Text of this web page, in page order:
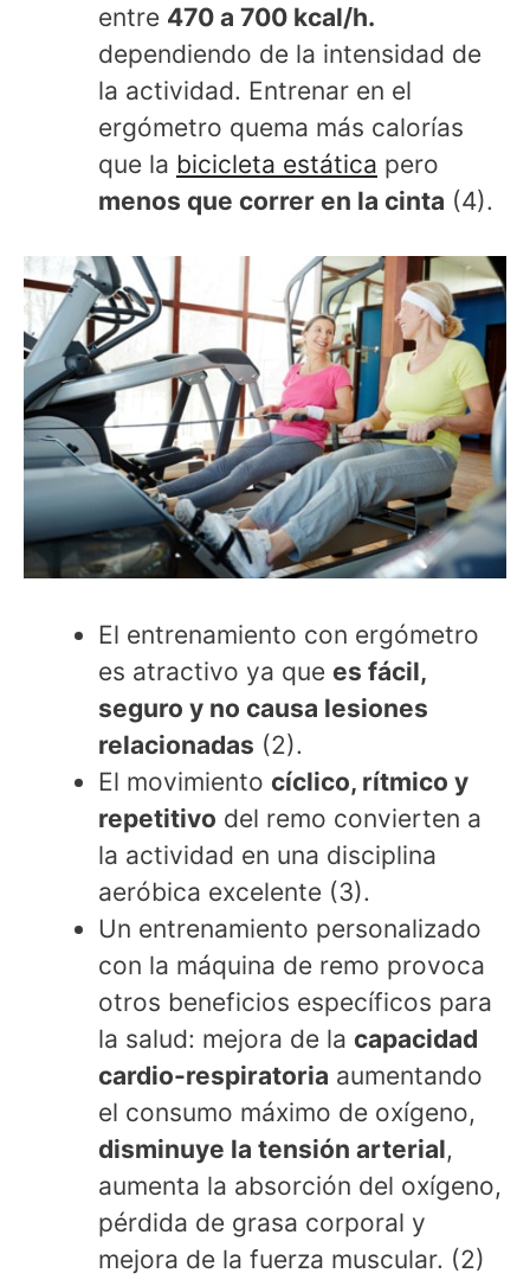
entre 470 a 700 kcal/h.
dependiendo de la intensidad de
la actividad. Entrenar en el
ergómetro quema más calorías
que la bicicleta estática pero
menos que correr en la cinta (4).
El entrenamiento con ergómetro
es atractivo ya que es fácil,
seguro y no causa lesiones
relacionadas (2).
El movimiento cíclico, rítmico y
repetitivo del remo convierten a
la actividad en una disciplina
aeróbica excelente (3).
Un entrenamiento personalizado
con la máquina de remo provoca
otros beneficios específicos para
la salud: mejora de la capacidad
cardio-respiratoria aumentando
el consumo máximo de oxígeno,
disminuye la tensión arterial,
aumenta la absorción del oxígeno,
pérdida de grasa corporal y
mejora de la fuerza muscular. (2)